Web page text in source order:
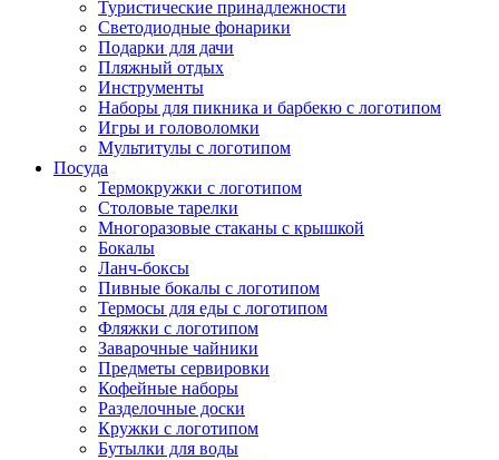
Туристические принадлежности
Светодиодные фонарики
Подарки для дачи
Пляжный отдых
Инструменты
Наборы для пикника и барбекю с логотипом
Игры и головоломки
Мультитулы с логотипом
Посуда
Термокружки с логотипом
Столовые тарелки
Многоразовые стаканы с крышкой
Бокалы
Ланч-боксы
Пивные бокалы с логотипом
Термосы для еды с логотипом
Фляжки с логотипом
Заварочные чайники
Предметы сервировки
Кофейные наборы
Разделочные доски
Кружки с логотипом
Бутылки для воды